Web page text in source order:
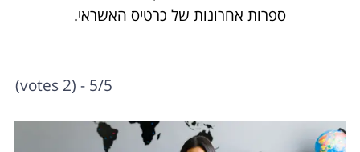
ספרות אחרונות של כרטיס האשראי.
5/5 - (2 votes)